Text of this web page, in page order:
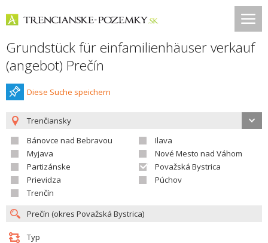
Grundstück für einfamilienhäuser verkauf
(angebot) Prečín
Diese Suche speichern
Trenčiansky
Bánovce nad Bebravou
Ilava
Myjava
Nové Mesto nad Váhom
Partizánske
Považská Bystrica
Prievidza
Púchov
Trenčín
Typ